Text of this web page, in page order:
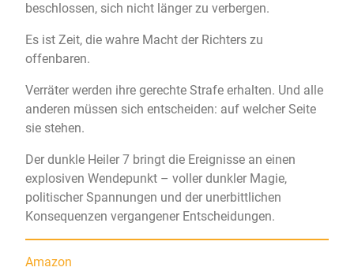
beschlossen, sich nicht länger zu verbergen.
Es ist Zeit, die wahre Macht der Richters zu
offenbaren.
Verräter werden ihre gerechte Strafe erhalten. Und alle
anderen müssen sich entscheiden: auf welcher Seite
sie stehen.
Der dunkle Heiler 7 bringt die Ereignisse an einen
explosiven Wendepunkt – voller dunkler Magie,
politischer Spannungen und der unerbittlichen
Konsequenzen vergangener Entscheidungen.
Amazon